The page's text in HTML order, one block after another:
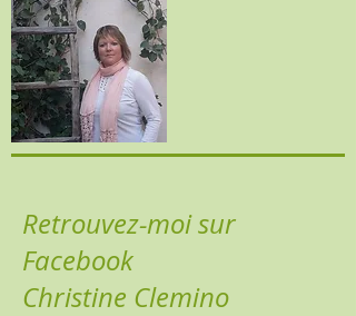
Retrouvez-moi sur
Facebook
Christine Clemino